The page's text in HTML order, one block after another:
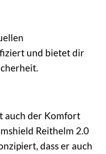
und bietet dir
auch der Komfort
Reithelm 2.0
dass er auch